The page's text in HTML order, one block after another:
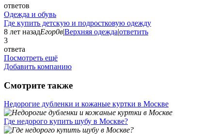
ответов
Одежда и обувь
Где купить детскую и подростковую одежду
8 лет назадЕгор0в|Верхняя одежда|ответить
3
ответа
Посмотреть ещё
Добавить компанию
Смотрите также
Недорогие дубленки и кожаные куртки в Москве
Где недорого купить шубу в Москве?